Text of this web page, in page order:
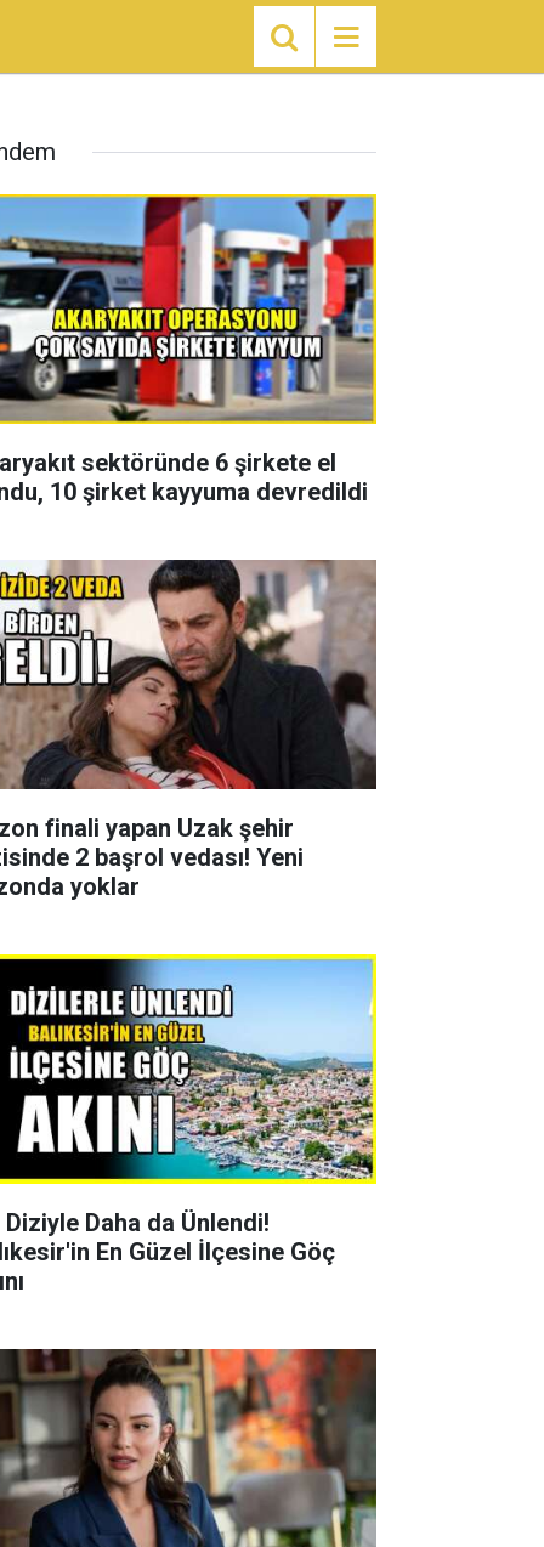
sektöründe 6 şirkete el
10 şirket kayyuma devredildi
finali yapan Uzak şehir
2 başrol vedası! Yeni
yoklar
Daha da Ünlendi!
En Güzel İlçesine Göç